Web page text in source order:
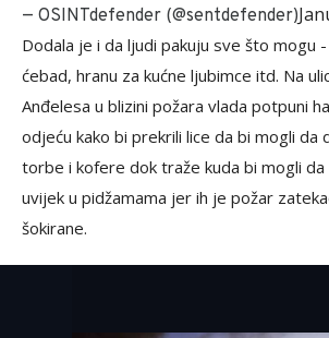
— OSINTdefender (@sentdefender)
Dodala je i da ljudi pakuju sve što mogu
ćebad, hranu za kućne ljubimce itd. Na
Anđelesa u blizini požara vlada potpuni
odjeću kako bi prekrili lice da bi mogli da
torbe i kofere dok traže kuda bi mogli da
uvijek u pidžamama jer ih je požar
šokirane.